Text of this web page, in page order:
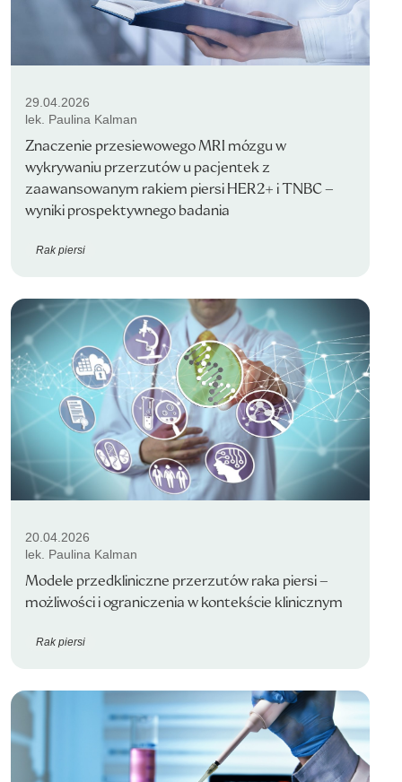
29.04.2026
lek. Paulina Kalman
Znaczenie przesiewowego MRI mózgu w
wykrywaniu przerzutów u pacjentek z
zaawansowanym rakiem piersi HER2+ i TNBC –
wyniki prospektywnego badania
Rak piersi
20.04.2026
lek. Paulina Kalman
Modele przedkliniczne przerzutów raka piersi –
możliwości i ograniczenia w kontekście klinicznym
Rak piersi